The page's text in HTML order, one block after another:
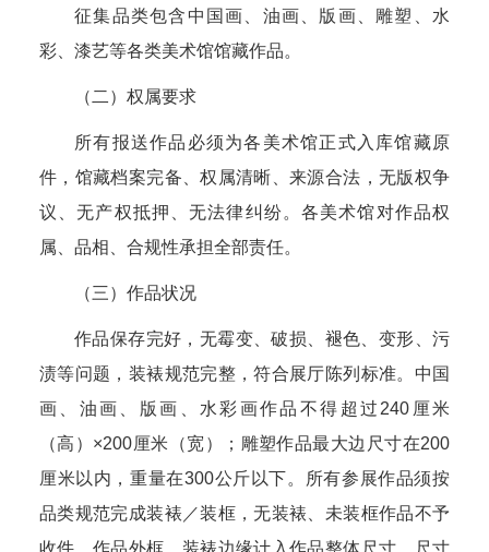
征集品类包含中国画、油画、版画、雕塑、水
彩、漆艺等各类美术馆馆藏作品。
（二）权属要求
所有报送作品必须为各美术馆正式入库馆藏原
件，馆藏档案完备、权属清晰、来源合法，无版权争
议、无产权抵押、无法律纠纷。各美术馆对作品权
属、品相、合规性承担全部责任。
（三）作品状况
作品保存完好，无霉变、破损、褪色、变形、污
渍等问题，装裱规范完整，符合展厅陈列标准。中国
画、油画、版画、水彩画作品不得超过240厘米
（高）×200厘米（宽）；雕塑作品最大边尺寸在200
厘米以内，重量在300公斤以下。所有参展作品须按
品类规范完成装裱／装框，无装裱、未装框作品不予
收件。作品外框、装裱边缘计入作品整体尺寸，尺寸